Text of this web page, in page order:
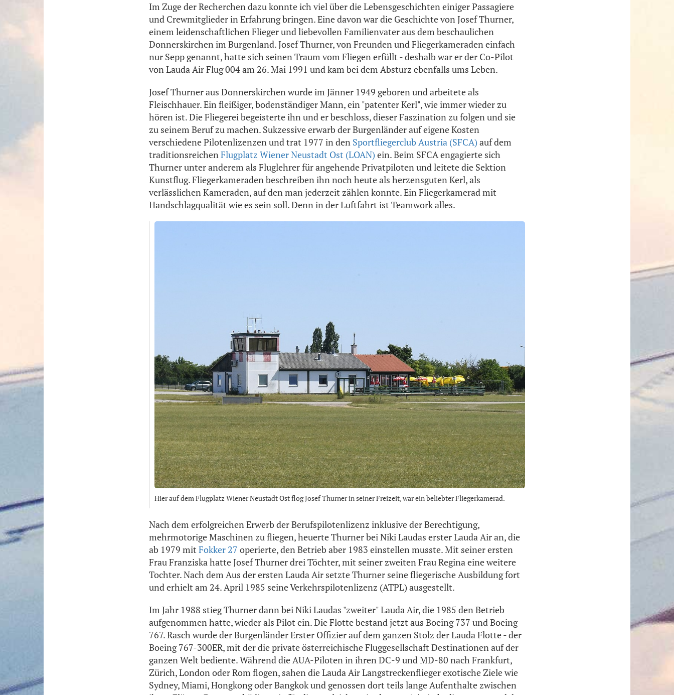
Im Zuge der Recherchen dazu konnte ich viel über die Lebensgeschichten einiger Passagiere
und Crewmitglieder in Erfahrung bringen. Eine davon war die Geschichte von Josef Thurner,
einem leidenschaftlichen Flieger und liebevollen Familienvater aus dem beschaulichen
Donnerskirchen im Burgenland. Josef Thurner, von Freunden und Fliegerkameraden einfach
nur Sepp genannt, hatte sich seinen Traum vom Fliegen erfüllt - deshalb war er der Co-Pilot
von Lauda Air Flug 004 am 26. Mai 1991 und kam bei dem Absturz ebenfalls ums Leben.
Josef Thurner aus Donnerskirchen wurde im Jänner 1949 geboren und arbeitete als
Fleischhauer. Ein fleißiger, bodenständiger Mann, ein "patenter Kerl", wie immer wieder zu
hören ist. Die Fliegerei begeisterte ihn und er beschloss, dieser Faszination zu folgen und sie
zu seinem Beruf zu machen. Sukzessive erwarb der Burgenländer auf eigene Kosten
verschiedene Pilotenlizenzen und trat 1977 in den Sportfliegerclub Austria (SFCA) auf dem
traditionsreichenFlugplatz Wiener Neustadt Ost (LOAN) ein. Beim SFCA engagierte sich
Thurner unter anderem als Fluglehrer für angehende Privatpiloten und leitete die Sektion
Kunstflug. Fliegerkameraden beschreiben ihn noch heute als herzensguten Kerl, als
verlässlichen Kameraden, auf den man jederzeit zählen konnte. Ein Fliegerkamerad mit
Handschlagqualität wie es sein soll. Denn in der Luftfahrt ist Teamwork alles.
Hier auf dem Flugplatz Wiener Neustadt Ost flog Josef Thurner in seiner Freizeit, war ein beliebter Fliegerkamerad.
Nach dem erfolgreichen Erwerb der Berufspilotenlizenz inklusive der Berechtigung,
mehrmotorige Maschinen zu fliegen, heuerte Thurner bei Niki Laudas erster Lauda Air an, die
ab 1979 mit Fokker 27 operierte, den Betrieb aber 1983 einstellen musste. Mit seiner ersten
Frau Franziska hatte Josef Thurner drei Töchter, mit seiner zweiten Frau Regina eine weitere
Tochter. Nach dem Aus der ersten Lauda Air setzte Thurner seine fliegerische Ausbildung fort
und erhielt am 24. April 1985 seine Verkehrspilotenlizenz (ATPL) ausgestellt.
Im Jahr 1988 stieg Thurner dann bei Niki Laudas "zweiter" Lauda Air, die 1985 den Betrieb
aufgenommen hatte, wieder als Pilot ein. Die Flotte bestand jetzt aus Boeing 737 und Boeing
767. Rasch wurde der Burgenländer Erster Offizier auf dem ganzen Stolz der Lauda Flotte - der
Boeing 767-300ER, mit der die private österreichische Fluggesellschaft Destinationen auf der
ganzen Welt bediente. Während die AUA-Piloten in ihren DC-9 und MD-80 nach Frankfurt,
Zürich, London oder Rom flogen, sahen die Lauda Air Langstreckenflieger exotische Ziele wie
Sydney, Miami, Hongkong oder Bangkok und genossen dort teils lange Aufenthalte zwischen